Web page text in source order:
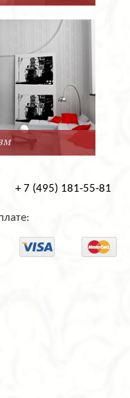
+ 7 (495) 181-55-81